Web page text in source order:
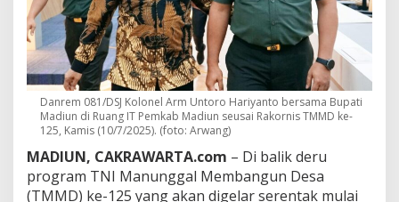
m
b
u
s
T
M
M
D
B
u
a
Danrem 081/DSJ Kolonel Arm Untoro Hariyanto bersama Bupati
Madiun di Ruang IT Pemkab Madiun seusai Rakornis TMMD ke-
125, Kamis (10/7/2025). (foto: Arwang)
MADIUN, CAKRAWARTA.com – Di balik deru
program TNI Manunggal Membangun Desa
(TMMD) ke-125 yang akan digelar serentak mulai